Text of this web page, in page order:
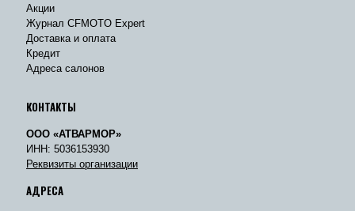
Акции
Журнал CFMOTO Expert
Доставка и оплата
Кредит
Адреса салонов
КОНТАКТЫ
ООО «АТВАРМОР»
ИНН: 5036153930
Реквизиты организации
АДРЕСА